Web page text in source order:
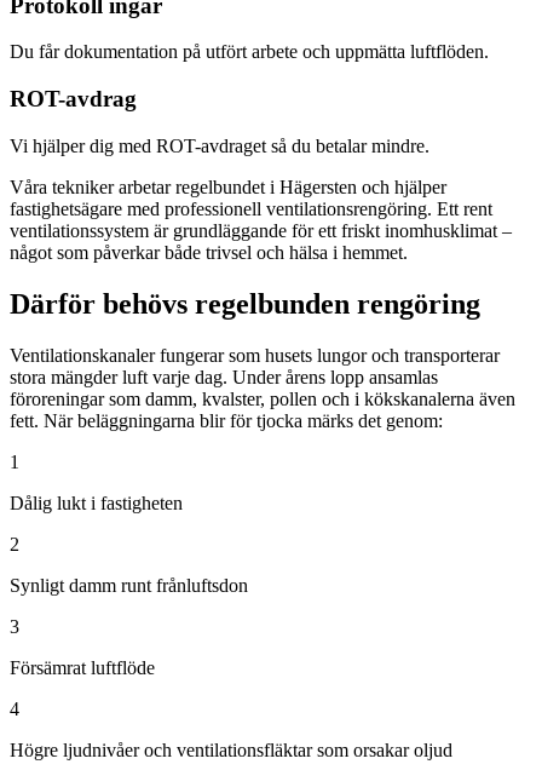
Protokoll ingår
Du får dokumentation på utfört arbete och uppmätta luftflöden.
ROT-avdrag
Vi hjälper dig med ROT-avdraget så du betalar mindre.
Våra tekniker arbetar regelbundet i Hägersten och hjälper
fastighetsägare med professionell ventilationsrengöring. Ett rent
ventilationssystem är grundläggande för ett friskt inomhusklimat –
något som påverkar både trivsel och hälsa i hemmet.
Därför behövs regelbunden rengöring
Ventilationskanaler fungerar som husets lungor och transporterar
stora mängder luft varje dag. Under årens lopp ansamlas
föroreningar som damm, kvalster, pollen och i kökskanalerna även
fett. När beläggningarna blir för tjocka märks det genom:
1
Dålig lukt i fastigheten
2
Synligt damm runt frånluftsdon
3
Försämrat luftflöde
4
Högre ljudnivåer och ventilationsfläktar som orsakar oljud